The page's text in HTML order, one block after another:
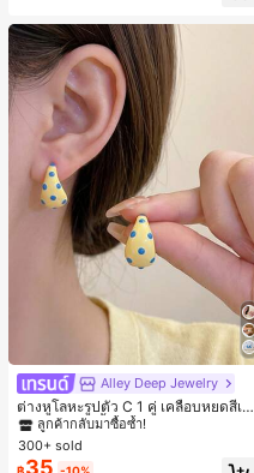
Alley Deep Jewelry
ต่างหูโลหะรูปตัว C 1 คู่ เคลือบหยดสีเห
ลือง ลายจุดสีน้ำเงิน สไตล์ยุโรปและอเม
ริกัน แฟชั่นส่วนตัว หวานและสง่างาม
สำหรับผู้หญิงและเด็กหญิง สำหรับการเ
#1 ขายดี ใน โบโฮ ต่างหูผู้หญิง
ลูกค้ากลับมาซื้อซ้ำ!
เกือบหมดแล้ว!
#1 ขายดี ใน โบโฮ ต่างหูผู้หญิง
ลูกค้ากลับมาซื้อซ้ำ!
เกือบหมดแล้ว!
#1 ขายดี ใน โบโฮ ต่างหูผู้หญิง
ลูกค้ากลับมาซื้อซ้ำ!
เกือบหมดแล้ว!
#1 ขายดี ใน โบโฮ ต่างหูผู้หญิง
300+ sold
฿35 -10%